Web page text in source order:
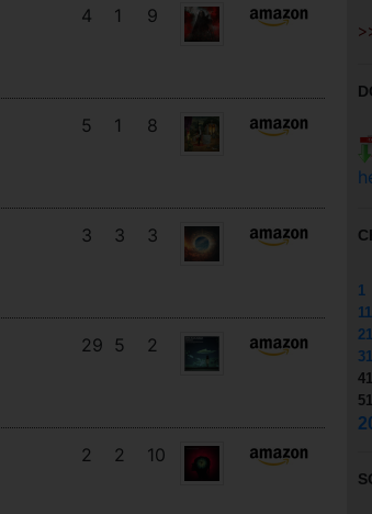
4 1 9
5 1 8
3 3 3
29 5 2
2 2 10
1
11
21
31
41
51